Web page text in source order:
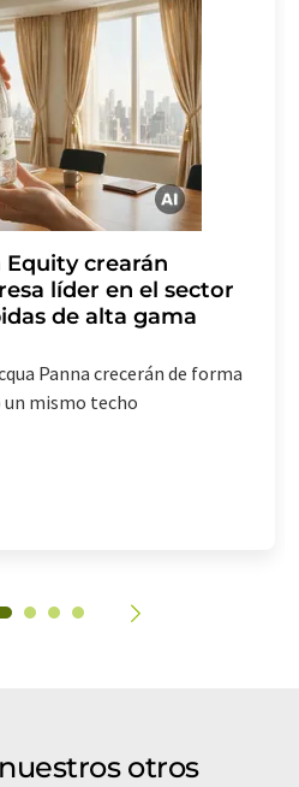
Str. 2, 12489 Berlín
a
en cada correo
para anular la
correspondiente.
crearán
líder en el sector
de alta gama
Panna crecerán de forma
mismo techo
otros